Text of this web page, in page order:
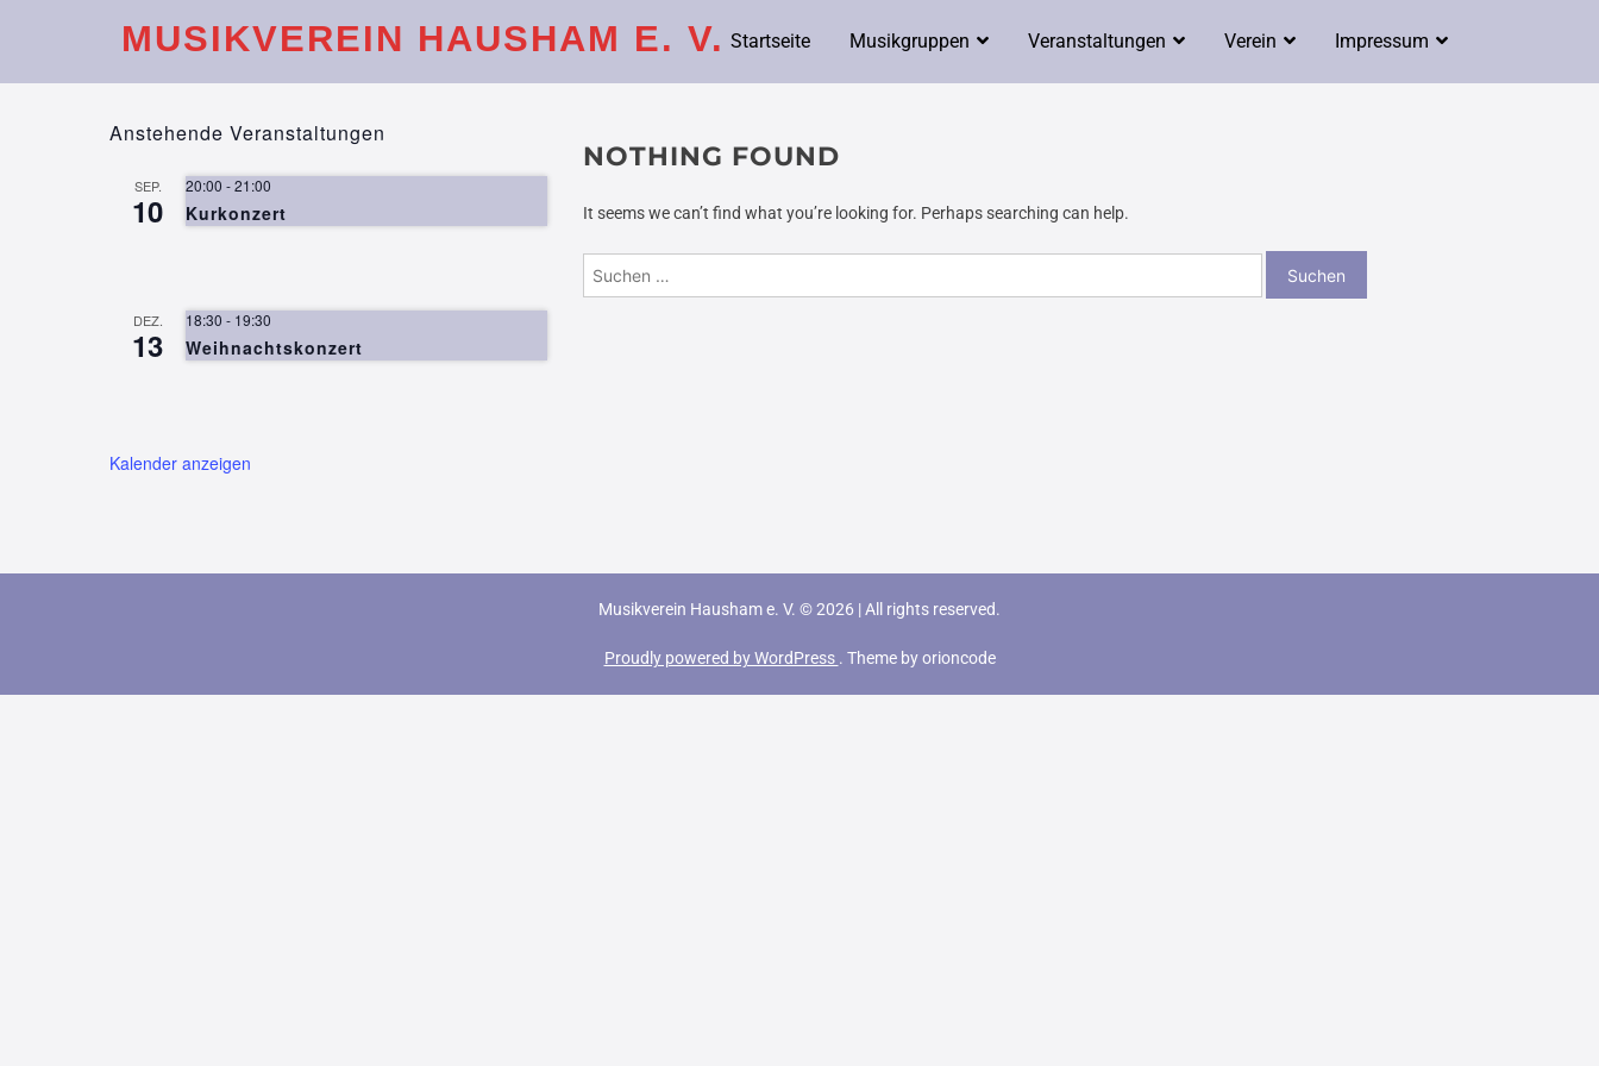
MUSIKVEREIN HAUSHAM E. V. Startseite Musikgruppen Veranstaltungen Verein Impressum
Anstehende Veranstaltungen
SEP.
10
20:00 -21:00
Kurkonzert
DEZ.
13
18:30 - 19:30
Weihnachtskonzert
Kalender anzeigen
NOTHING FOUND
It seems we can’t find what you’re looking for. Perhaps searching can help.
nach:
Musikverein Hausham e. V. ©2026 |All rights reserved.
Proudly powered by WordPress . Theme by orioncode